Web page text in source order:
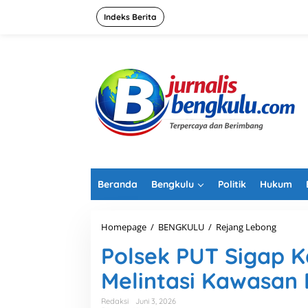
Indeks Berita
Beranda Bengkulu Politik Hukum
Homepage / BENGKULU / Rejang Lebong
l
s
e
k
Polsek PUT Sigap
Melintasi Kawasan
Redaksi
Juni 3, 2026